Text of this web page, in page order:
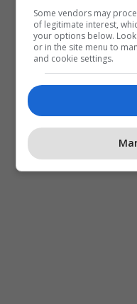
Some vendors may
of legitimate interest,
your options below.
or in the site menu to
and cookie settings.